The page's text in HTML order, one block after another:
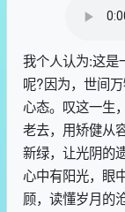
我个人认为:这是
呢?因为，世间
心态。叹这一生
老去，用矫健从
新绿，让光阴的
心中有阳光，眼
顾，读懂岁月的